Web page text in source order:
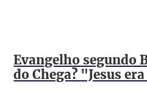
Evangelho segundo
do Chega? "Jesus